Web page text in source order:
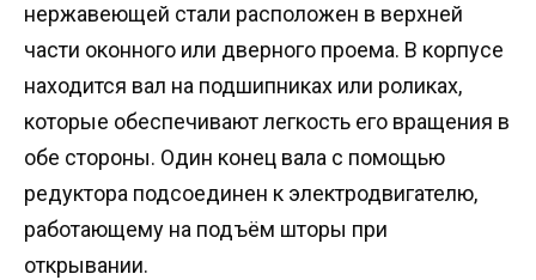
нержавеющей стали расположен в верхней
части оконного или дверного проема. В корпусе
находится вал на подшипниках или роликах,
которые обеспечивают легкость его вращения в
обе стороны. Один конец вала с помощью
редуктора подсоединен к электродвигателю,
работающему на подъём шторы при
открывании.